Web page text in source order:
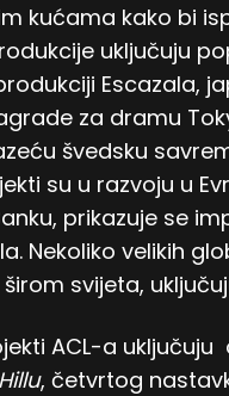
kućama kako bi
uključuju
Escazala,
za dramu
švedsku
su u razvoju u
prikazuje se
Nekoliko velikih
svijeta,
ACL-a
, četvrtog